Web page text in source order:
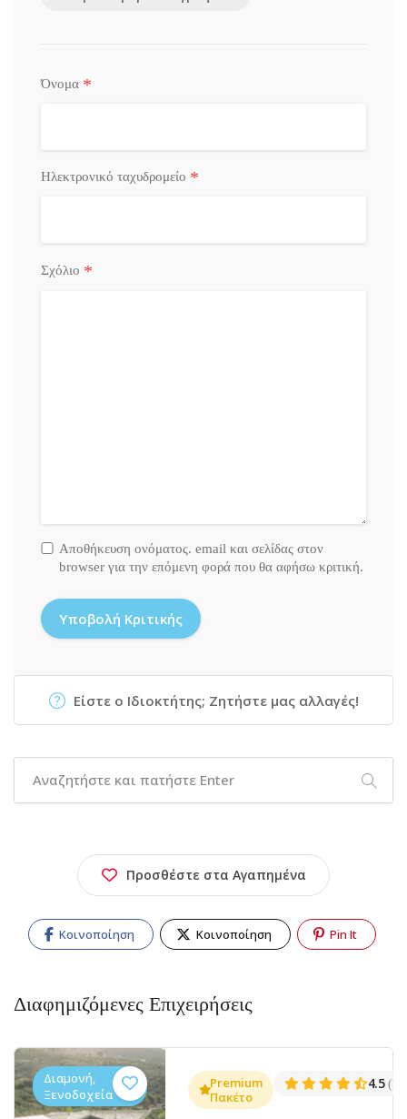
Όνομα *
Ηλεκτρονικό ταχυδρομείο *
Σχόλιο *
Αποθήκευση ονόματος. email και σελίδας στον
browser για την επόμενη φορά που θα αφήσω κριτική.
Είστε ο Ιδιοκτήτης; Ζητήστε μας αλλαγές!
Προσθέστε στα Αγαπημένα
Κοινοποίηση Κοινοποίηση Pin It
Διαφημιζόμενες Επιχειρήσεις
(1381)
Διαμονή,
Ξενοδοχεία
Premium
Πακέτο
4.5